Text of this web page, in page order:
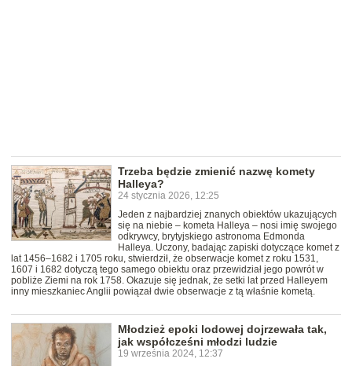
Trzeba będzie zmienić nazwę komety
Halleya?
24 stycznia 2026, 12:25
Jeden z najbardziej znanych obiektów ukazujących
się na niebie – kometa Halleya – nosi imię swojego
odkrywcy, brytyjskiego astronoma Edmonda
Halleya. Uczony, badając zapiski dotyczące komet z
lat 1456–1682 i 1705 roku, stwierdził, że obserwacje komet z roku 1531,
1607 i 1682 dotyczą tego samego obiektu oraz przewidział jego powrót w
pobliże Ziemi na rok 1758. Okazuje się jednak, że setki lat przed Halleyem
inny mieszkaniec Anglii powiązał dwie obserwacje z tą właśnie kometą.
Młodzież epoki lodowej dojrzewała tak,
jak współcześni młodzi ludzie
19 września 2024, 12:37